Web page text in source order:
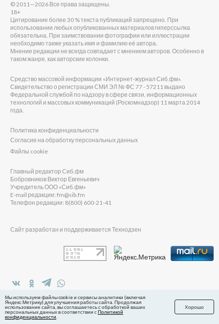
в Яндекс.Дзен
© 2011—2026 Все права защищены.
18+
Цитирование более 30 % текста публикаций запрещено. При
использовании любых опубликованных материалов гиперссылка
обязательна. При заимствовании фотографии или иллюстрации
необходимо также указать имя и фамилию её автора.
Мнение редакции не всегда совпадает с мнением авторов. Особенно в
таком жанре, как авторские колонки.
Средство массовой информации «Интернет-журнал Сиб.фм».
Свидетельство о регистрации СМИ ЭЛ № ФС 77 - 57211 выдано
Федеральной службой по надзору в сфере связи, информационных
технологий и массовых коммуникаций (Роскомнадзор) 11 марта 2014
года.
Политика конфиденциальности
Согласие на обработку персональных данных
Файлы cookie
Главный редактор Сиб.фм
Бобровников Виктор Евгеньевич
Учредитель ООО «Сиб.фм»
E-mail редакции: fm@sib.fm
Телефон редакции: 8(800) 600-21-41
Сайт разработан и поддерживается Технодзен
Мы используем файлы cookie и сервисы аналитики (включая
Яндекс.Метрику) для улучшения работы сайта. Продолжая
использование сайта, вы соглашаетесь с обработкой ваших
персональных данных в соответствии сПолитикой
конфиденциальности
Хорошо